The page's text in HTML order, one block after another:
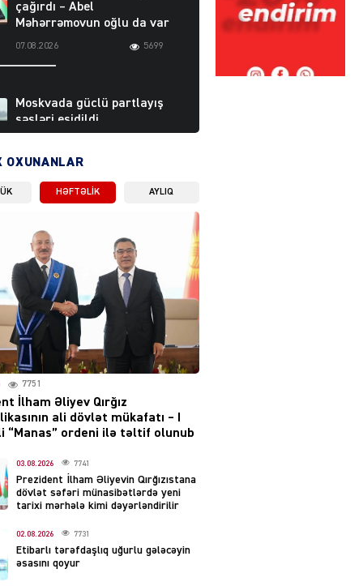
çağırdı – Abel
Məhərrəmovun oğlu da var
07.08.2026 5699
Moskvada güclü partlayış
səsləri eşidildi
Rusiya-Ukrayna
irəliləyiş var – Tramp
07.08.2026
Prezident 2 fərman
imzaladı
07.08.2026 5477
Tehran və İrəvandan
“Tramp yolu”na HƏMLƏ –
07.08.2026
açıldı – Ər-arvadı yandırıb
evdəki pulu oğurlayıbmış
OXUNANLAR
HƏFTƏLIK AYLIQ
7751
İlham Əliyev Qırğız
ali dövlət mükafatı – I
“Manas” ordeni ilə təltif olunub
03.08.2026 7741
Prezident İlham Əliyevin Qırğızıstana
dövlət səfəri münasibətlərdə yeni
tarixi mərhələ kimi dəyərləndirilir
02.08.2026 7731
Etibarlı tərəfdaşlıq uğurlu gələcəyin
əsasını qoyur